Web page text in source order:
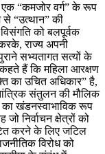
“कमजोर वर्ग” के रूप
“उत्थान” की
को बलपूर्वक
राज्य अपनी
सभ्यतागत सत्यों के
हैं कि महिला आरक्षण
का उचित अधिकार” है,
संतुलन की मौलिक
खंडनस्वाभाविक रूप
निर्वाचन क्षेत्रों को
करने के लिए जटिल
विरोध को